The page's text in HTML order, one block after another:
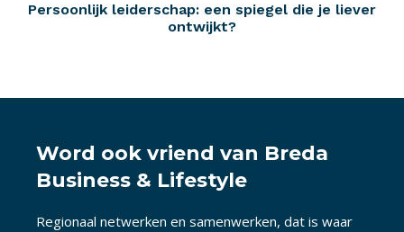
Persoonlijk leiderschap: een spiegel die je liever
ontwijkt?
Word ook vriend van Breda
Business & Lifestyle
Regionaal netwerken en samenwerken, dat is waar